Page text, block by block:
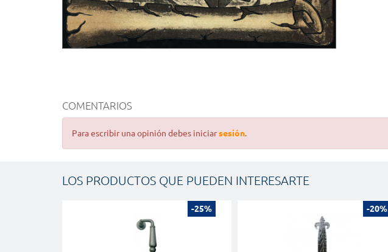
COMENTARIOS
Para escribir una opinión debes iniciarsesión.
LOS PRODUCTOS QUE PUEDEN INTERESARTE
-25% -20%